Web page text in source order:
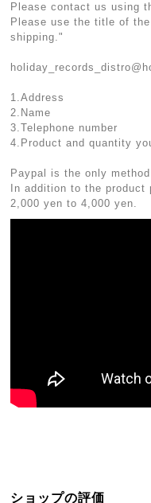
Please contact us using
Please use the title of
shipping."
1.Address
2.Name
3.Telephone number
4.Product and quantity
Paypal is the only
In addition to the
2,000 yen to 4,000 yen.
ショップの評価